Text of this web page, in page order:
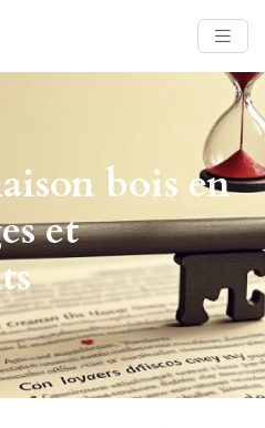
bois en
et